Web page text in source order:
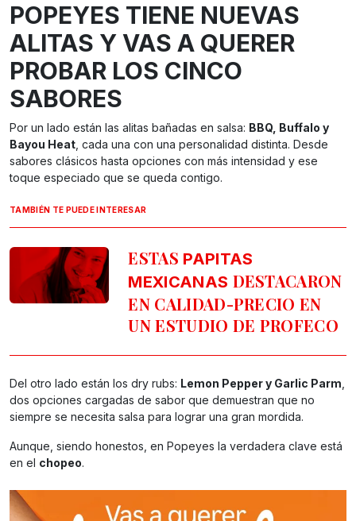
POPEYES TIENE NUEVAS
ALITAS Y VAS A QUERER
PROBAR LOS CINCO
SABORES
Por un lado están las alitas bañadas en salsa: BBQ, Buffalo y
Bayou Heat, cada una con una personalidad distinta. Desde
sabores clásicos hasta opciones con más intensidad y ese
toque especiado que se queda contigo.
TAMBIÉN TE PUEDE INTERESAR
ESTAS PAPITAS
MEXICANAS DESTACARON
EN CALIDAD-PRECIO EN
UN ESTUDIO DE PROFECO
Del otro lado están los dry rubs: Lemon Pepper y Garlic Parm,
dos opciones cargadas de sabor que demuestran que no
siempre se necesita salsa para lograr una gran mordida.
Aunque, siendo honestos, en Popeyes la verdadera clave está
en el chopeo.